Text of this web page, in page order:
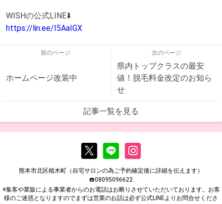
WISHの公式LINE⬇️
https://lin.ee/I5AaIGX
前のページ
ホームページ改装中
次のページ
県内トップクラスの最安
値！脱毛料金改定のお知ら
せ
記事一覧を見る
熊本市北区植木町（自宅サロンの為ご予約確定後に詳細を伝えます）
☎️08095096622
※集客や業販による事業者からのお電話はお断りさせていただいております。お客
様のご迷惑となりますのでまずは営業のお話は必ず公式LINEよりお問合せくださ